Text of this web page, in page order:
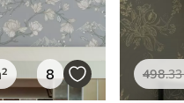
8 498.33